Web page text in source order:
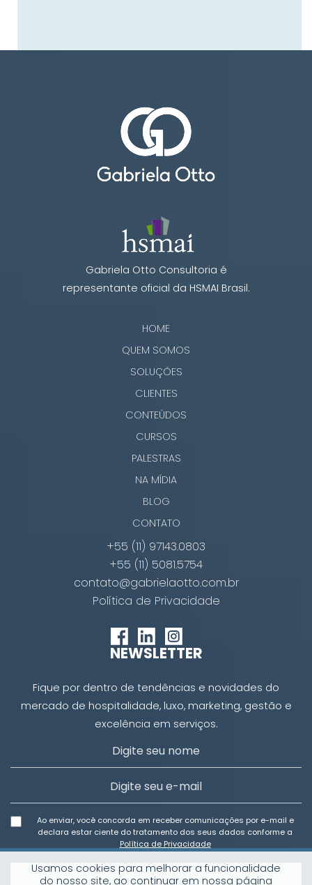
Gabriela Otto Consultoria é
representante oficial da HSMAI Brasil.
HOME
QUEM SOMOS
SOLUÇÕES
CLIENTES
CONTEÚDOS
CURSOS
PALESTRAS
NA MÍDIA
BLOG
CONTATO
+55 (11) 97143.0803
+55 (11) 5081.5754
contato@gabrielaotto.com.br
Política de Privacidade
NEWSLETTER
Fique por dentro de tendências e novidades do
mercado de hospitalidade, luxo, marketing, gestão e
excelência em serviços.
Ao enviar, você concorda em receber comunicações por e-mail e
declara estar ciente do tratamento dos seus dados conforme a
Política de Privacidade
Inscreva-se
Usamos cookies para melhorar a funcionalidade
do nosso site, ao continuar em nossa página